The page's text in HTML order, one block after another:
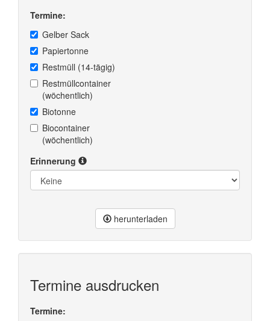
Termine:
Gelber Sack
Papiertonne
Restmüll (14-tägig)
Restmüllcontainer
(wöchentlich)
Biotonne
Biocontainer
(wöchentlich)
Erinnerung
herunterladen
Termine ausdrucken
Termine: